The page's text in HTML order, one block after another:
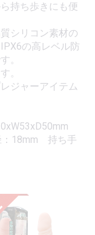
持ち歩きにも便
シリコン素材の
の高レベル防
。
。
ジャーアイテム
18mm 持ち手